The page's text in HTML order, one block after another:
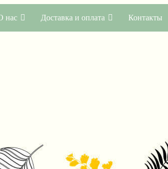
нас Доставка и оплата Контакты